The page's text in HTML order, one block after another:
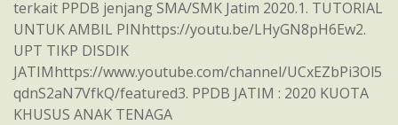
terkait PPDB jenjang SMA/SMK Jatim 2020.1. TUTORIAL
UNTUK AMBIL PINhttps://youtu.be/LHyGN8pH6Ew2.
UPT TIKP DISDIK
JATIMhttps://www.youtube.com/channel/UCxEZbPi3Ol5
qdnS2aN7VfkQ/featured3. PPDB JATIM : 2020 KUOTA
KHUSUS ANAK TENAGA